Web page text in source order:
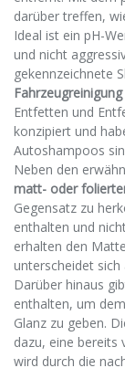
darüber treffen,
Ideal ist ein pH-
und nicht
gekennzeichnete
Fahrzeugreinigung
Entfetten und
konzipiert und
Autoshampoos
Neben den
matt- oder
Gegensatz zu
enthalten und
erhalten den
unterscheidet
Darüber hinaus
enthalten, um
Glanz zu geben.
dazu, eine bereits
wird durch die